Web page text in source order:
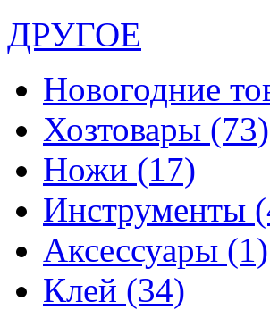
ДРУГОЕ
Новогодние
Хозтовары (73)
Ножи (17)
Инструменты
Аксессуары (1)
Клей (34)